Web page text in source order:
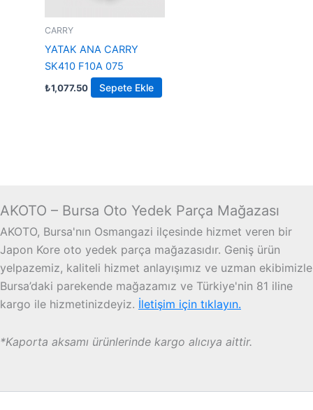
CARRY
YATAK ANA CARRY
SK410 F10A 075
₺1,077.50 Sepete Ekle
AKOTO – Bursa Oto Yedek Parça Mağazası
AKOTO, Bursa'nın Osmangazi ilçesinde hizmet veren bir
Japon Kore oto yedek parça mağazasıdır. Geniş ürün
yelpazemiz, kaliteli hizmet anlayışımız ve uzman ekibimizle
Bursa’daki parekende mağazamız ve Türkiye'nin 81 iline
kargo ile hizmetinizdeyiz. İletişim için tıklayın.
*Kaporta aksamı ürünlerinde kargo alıcıya aittir.